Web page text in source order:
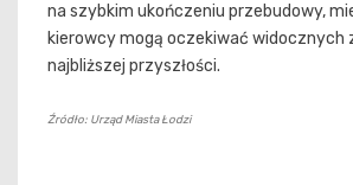
na szybkim ukończeniu przebudowy,
kierowcy mogą oczekiwać widocznych
najbliższej przyszłości.
Źródło: Urząd Miasta Łodzi